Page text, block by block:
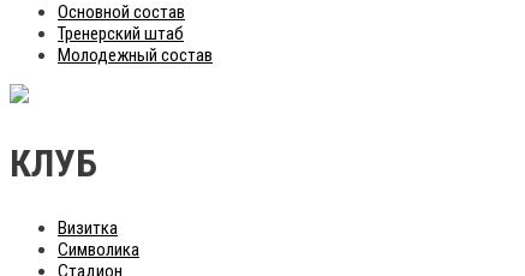
Основной состав
Тренерский штаб
Молодежный состав
КЛУБ
Визитка
Символика
Стадион